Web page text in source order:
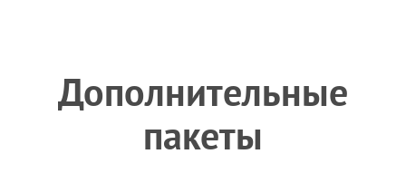
Дополнительные
пакеты